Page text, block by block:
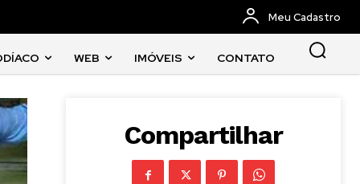
Meu Cadastro
WEB IMÓVEIS CONTATO
Compartilhar